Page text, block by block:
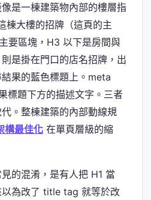
是一棟建築物內部的樓層指
棟大樓的招牌（這頁的主
要區塊，H3 以下是房間與
是掛在門口的店名招牌，出
果的藍色標題上。meta
標題下方的描述文字。三者
。整棟建築的內部動線規
構最佳化 在單頁層級的縮
的混淆，是有人把 H1 當
為改了 title tag 就等於改